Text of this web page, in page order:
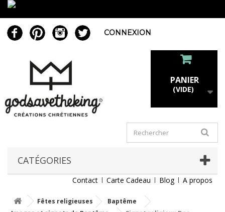
CONNEXION
PANIER
(VIDE)
CATÉGORIES
Contact Carte Cadeau Blog A propos
Fêtes religieuses
Baptême